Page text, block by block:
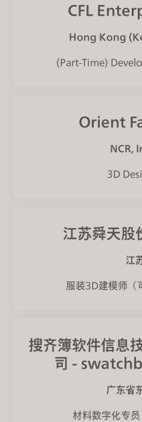
CFL
Hong Kong
(Part-Time)
Orient
NCR,
3D
江苏舜天股
江
服装3D建模师（
搜齐簿软件信息
司 -
广东省
材料数字化专员